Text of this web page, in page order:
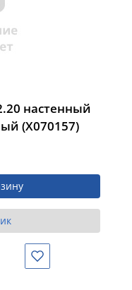
настенный
(X070157)
Избранное